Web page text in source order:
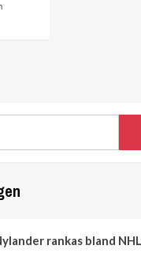
rankas bland